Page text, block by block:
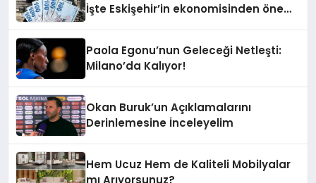
İşte Eskişehir’in ekonomisinden öne
Paola Egonu’nun Geleceği Netleşti:
Milano’da Kalıyor!
Okan Buruk’un Açıklamalarını
Derinlemesine İnceleyelim
Hem Ucuz Hem de Kaliteli Mobilyalar
mı Arıyorsunuz?